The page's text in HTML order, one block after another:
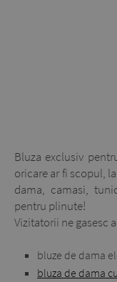
Bluza exclusiv
oricare ar fi scopul,
dama, camasi,
pentru plinute!
Vizitatorii ne gasesc
bluze de dama
bluza de dama